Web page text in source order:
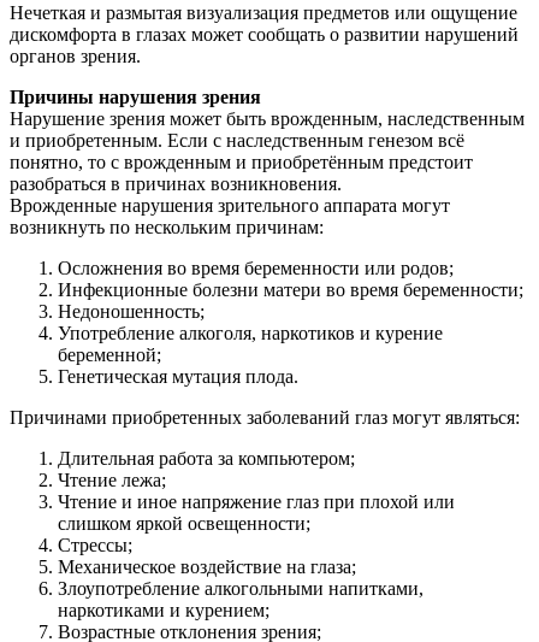
Нечеткая и размытая визуализация предметов или ощущение
дискомфорта в глазах может сообщать о развитии нарушений
органов зрения.
Причины нарушения зрения
Нарушение зрения может быть врожденным, наследственным
и приобретенным. Если с наследственным генезом всё
понятно, то с врожденным и приобретённым предстоит
разобраться в причинах возникновения.
Врожденные нарушения зрительного аппарата могут
возникнуть по нескольким причинам:
Осложнения во время беременности или родов;
Инфекционные болезни матери во время беременности;
Недоношенность;
Употребление алкоголя, наркотиков и курение
беременной;
Генетическая мутация плода.
Причинами приобретенных заболеваний глаз могут являться:
Длительная работа за компьютером;
Чтение лежа;
Чтение и иное напряжение глаз при плохой или
слишком яркой освещенности;
Стрессы;
Механическое воздействие на глаза;
Злоупотребление алкогольными напитками,
наркотиками и курением;
Возрастные отклонения зрения;